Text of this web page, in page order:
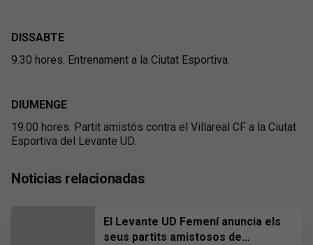
DISSABTE
9.30 hores. Entrenament a la Ciutat Esportiva.
DIUMENGE
19.00 hores. Partit amistós contra el Villareal CF a la Ciutat
Esportiva del Levante UD.
Noticias relacionadas
El Levante UD Femení anuncia els
seus partits amistosos de